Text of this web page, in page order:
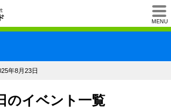
MENU
一般財団法人石川
年8月23日
のイベント一覧